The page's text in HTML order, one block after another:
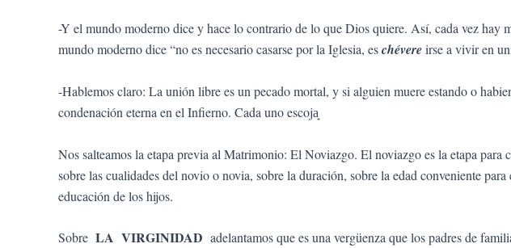
-Y el mundo moderno dice y hace lo contrario de lo que Dios quiere. Así, cada vez
mundo moderno dice “no es necesario casarse por la Iglesia, eschévereirse a vivir en
-Hablemos claro: La unión libre es un pecado mortal, y si alguien muere estando o
condenación eterna en el Infierno. Cada uno escoja͙
Nos salteamos la etapa previa al Matrimonio: El Noviazgo. El noviazgo es la etapa para
sobre las cualidades del novio o novia, sobre la duración, sobre la edad conveniente
educación de los hijos.
Sobre LA VIRGINIDAD adelantamos que es una vergüenza que los padres de